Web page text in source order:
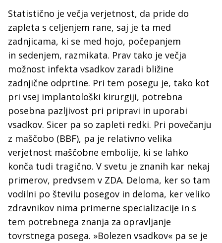
Statistično je večja verjetnost, da pride do
zapleta s celjenjem rane, saj je ta med
zadnjicama, ki se med hojo, počepanjem
in sedenjem, razmikata. Prav tako je večja
možnost infekta vsadkov zaradi bližine
zadnjične odprtine. Pri tem posegu je, tako kot
pri vsej implantološki kirurgiji, potrebna
posebna pazljivost pri pripravi in uporabi
vsadkov. Sicer pa so zapleti redki. Pri povečanju
z maščobo (BBF), pa je relativno velika
verjetnost maščobne embolije, ki se lahko
konča tudi tragično. V svetu je znanih kar nekaj
primerov, predvsem v ZDA. Deloma, ker so tam
vodilni po številu posegov in deloma, ker veliko
zdravnikov nima primerne specializacije in s
tem potrebnega znanja za opravljanje
tovrstnega posega. »Bolezen vsadkov« pa se je